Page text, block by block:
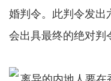
婚判令。此判令发出
会出具最终的绝对判